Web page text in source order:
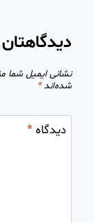
نشانی ایمیل شما
شده‌اند*
دیدگاه*